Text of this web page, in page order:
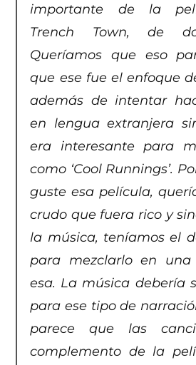
importante de la
Trench Town, de
Queríamos que eso
que ese fue el enfoque
además de intentar
en lengua extranjera
era interesante para
como ‘Cool Runnings’.
guste esa película,
crudo que fuera rico y
la música, teníamos el
para mezclarlo en
esa. La música debería
para ese tipo de
parece que las
complemento de la